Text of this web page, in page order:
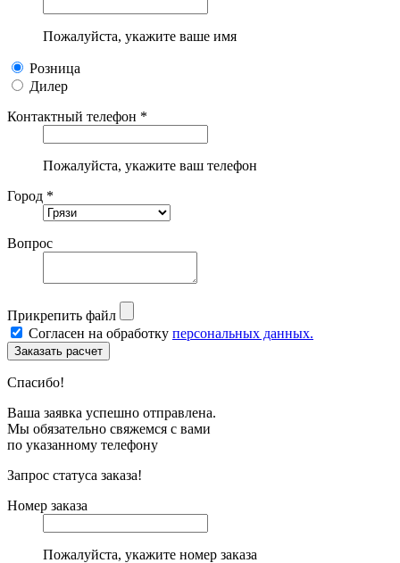
Пожалуйста, укажите ваше имя
Розница
Дилер
Контактный телефон *
Пожалуйста, укажите ваш телефон
Город *
Вопрос
Прикрепить файл
Согласен на обработку персональных данных.
Спасибо!
Ваша заявка успешно отправлена.
Мы обязательно свяжемся с вами
по указанному телефону
Запрос статуса заказа!
Номер заказа
Пожалуйста, укажите номер заказа